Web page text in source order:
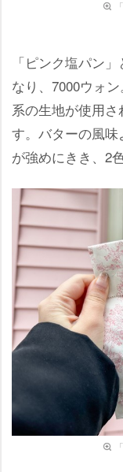
「ピンク塩パン
なり、7000ウォ
系の生地が使用
す。バターの風
が強めにきき、2